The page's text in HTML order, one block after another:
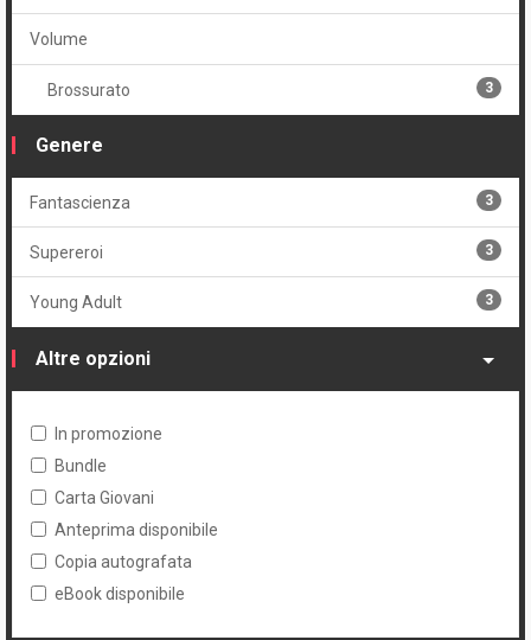
Volume
Brossurato 3
Genere
Fantascienza 3
Supereroi 3
Young Adult 3
Altre opzioni
In promozione
Bundle
Carta Giovani
Anteprima disponibile
Copia autografata
eBook disponibile